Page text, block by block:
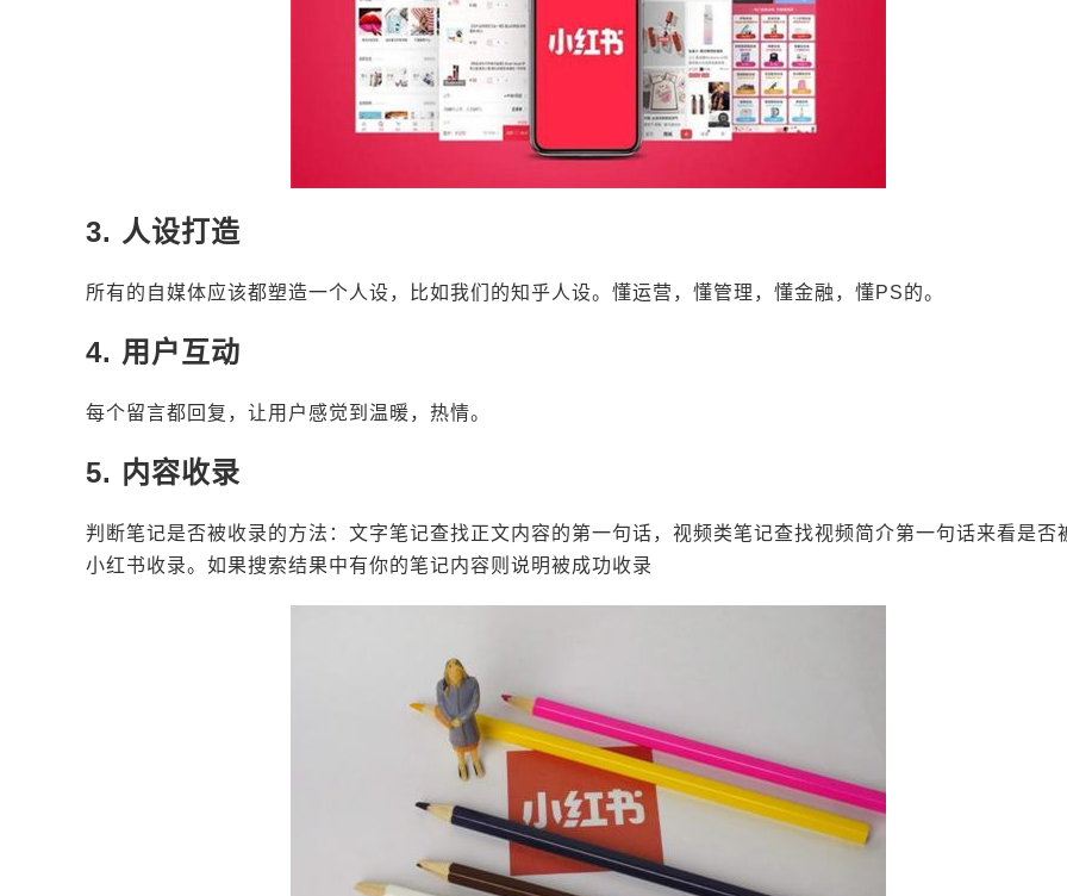
3. 人设打造
所有的自媒体应该都塑造一个人设，比如我们的知乎人设。懂运营，懂管理，懂金融，懂PS的。
4. 用户互动
每个留言都回复，让用户感觉到温暖，热情。
5. 内容收录
判断笔记是否被收录的方法：文字笔记查找正文内容的第一句话，视频类笔记查找视频简介第一句话来看是否
小红书收录。如果搜索结果中有你的笔记内容则说明被成功收录